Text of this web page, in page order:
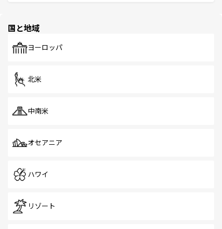
で、ホーカーズは地元の風情を楽しめる外せないスポット
国と地域
ヨーロッパ
北米
中南米
オセアニア
ハワイ
リゾート